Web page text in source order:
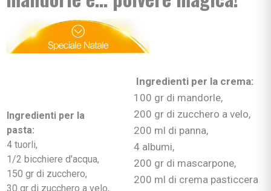
Ingredienti per la
pasta:
4 tuorli,
1/2 bicchiere d'acqua,
150 gr di zucchero,
30 gr di zucchero a velo,
Ingredienti per la crema:
100 gr di mandorle,
200 gr di zucchero a velo,
200 ml di panna,
4 albumi,
200 gr di mascarpone,
200 ml di crema pasticcera